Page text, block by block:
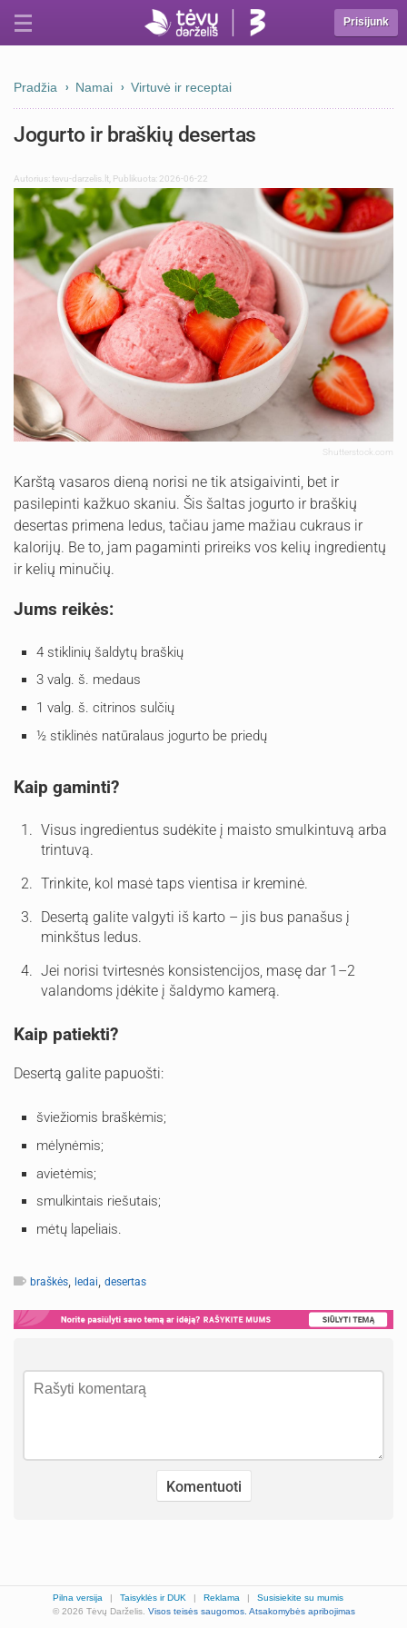
Prisijunk
Pradžia Namai Virtuvė ir receptai
Jogurto ir braškių desertas
Autorius:tevu-darzelis.lt Publikuota: 2026-06-22
Shutterstock.com
Karštą vasaros dieną norisi ne tik atsigaivinti, bet ir
pasilepinti kažkuo skaniu. Šis šaltas jogurto ir braškių
desertas primena ledus, tačiau jame mažiau cukraus ir
kalorijų. Be to, jam pagaminti prireiks vos kelių ingredientų
ir kelių minučių.
Jums reikės:
4 stiklinių šaldytų braškių
3 valg. š. medaus
1 valg. š. citrinos sulčių
½ stiklinės natūralaus jogurto be priedų
Kaip gaminti?
Visus ingredientus sudėkite į maisto smulkintuvą arba
trintuvą.
Trinkite, kol masė taps vientisa ir kreminė.
Desertą galite valgyti iš karto – jis bus panašus į
minkštus ledus.
Jei norisi tvirtesnės konsistencijos, masę dar 1–2
valandoms įdėkite į šaldymo kamerą.
Kaip patiekti?
Desertą galite papuošti:
šviežiomis braškėmis;
mėlynėmis;
avietėmis;
smulkintais riešutais;
mėtų lapeliais.
braškės, ledai, desertas
Pilna versija | Taisyklės ir DUK | Reklama |
Susisiekite su mumis
© 2026 Tėvų Darželis. Visos teisės saugomos. Atsakomybės apribojimas